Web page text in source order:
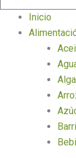
Inicio